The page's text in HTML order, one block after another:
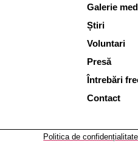
Galerie
Știri
Voluntari
Presă
Întrebări
Contact
Politica de confidențialitate